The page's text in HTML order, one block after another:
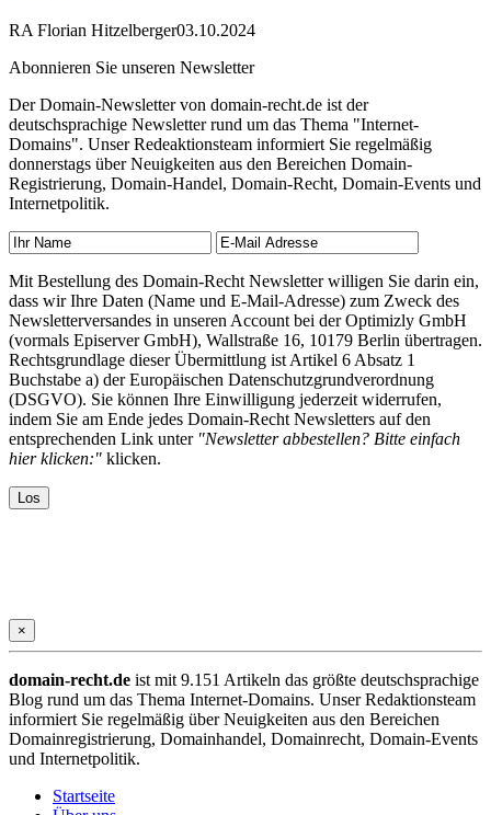
RA Florian Hitzelberger03.10.2024
Abonnieren Sie unseren Newsletter
Der Domain-Newsletter von domain-recht.de ist der
deutschsprachige Newsletter rund um das Thema "Internet-
Domains". Unser Redeaktionsteam informiert Sie regelmäßig
donnerstags über Neuigkeiten aus den Bereichen Domain-
Registrierung, Domain-Handel, Domain-Recht, Domain-Events und
Internetpolitik.
Mit Bestellung des Domain-Recht Newsletter willigen Sie darin ein,
dass wir Ihre Daten (Name und E-Mail-Adresse) zum Zweck des
Newsletterversandes in unseren Account bei der Optimizly GmbH
(vormals Episerver GmbH), Wallstraße 16, 10179 Berlin übertragen.
Rechtsgrundlage dieser Übermittlung ist Artikel 6 Absatz 1
Buchstabe a) der Europäischen Datenschutzgrundverordnung
(DSGVO). Sie können Ihre Einwilligung jederzeit widerrufen,
indem Sie am Ende jedes Domain-Recht Newsletters auf den
entsprechenden Link unter "Newsletter abbestellen? Bitte einfach
hier klicken:" klicken.
×
domain-recht.de ist mit 9.151 Artikeln das größte deutschsprachige
Blog rund um das Thema Internet-Domains. Unser Redaktionsteam
informiert Sie regelmäßig über Neuigkeiten aus den Bereichen
Domainregistrierung, Domainhandel, Domainrecht, Domain-Events
und Internetpolitik.
Startseite